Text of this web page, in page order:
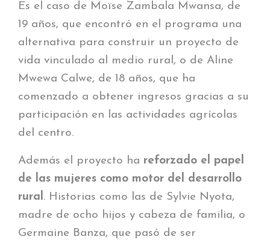
Es el caso de Moïse Zambala Mwansa, de
19 años, que encontró en el programa una
alternativa para construir un proyecto de
vida vinculado al medio rural, o de Aline
Mwewa Calwe, de 18 años, que ha
comenzado a obtener ingresos gracias a su
participación en las actividades agrícolas
del centro.
Además el proyecto ha reforzado el papel
de las mujeres como motor del desarrollo
rural. Historias como las de Sylvie Nyota,
madre de ocho hijos y cabeza de familia, o
Germaine Banza, que pasó de ser